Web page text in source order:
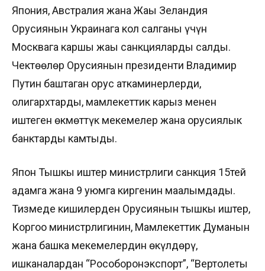
Япония, Австралия жана Жаңы Зеландия
Орусиянын Украинага кол салганы үчүн
Москвага каршы жаңы санкцияларды салды.
Чектөөлөр Орусиянын президенти Владимир
Путин баштаган орус аткаминерлерди,
олигархтарды, мамлекеттик карыз менен
иштеген өкмөттүк мекемелер жана орусиялык
банктарды камтыды.
Япон Тышкы иштер министрлиги санкция 15тей
адамга жана 9 уюмга киргенин маалымдады.
Тизмеде кишилерден Орусиянын тышкы иштер,
Коргоо министрлигинин, Мамлекеттик Думанын
жана башка мекемелердин өкүлдөрү,
ишканалардан “Рособоронэкспорт”, “Вертолеты